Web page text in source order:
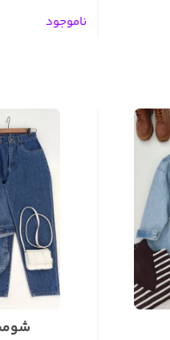
ناموجود